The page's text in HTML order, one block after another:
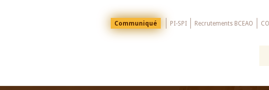
Menu
Top
Communiqué PI-SPI Recrutements BCEAO